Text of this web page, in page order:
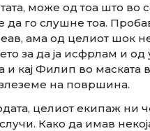
може од тоа што во
го слушне тоа.
ама од целиот шок
за да ја исфрлам и од
и кај Филип во маската
на површина.
целиот екипаж ни
Како да имав